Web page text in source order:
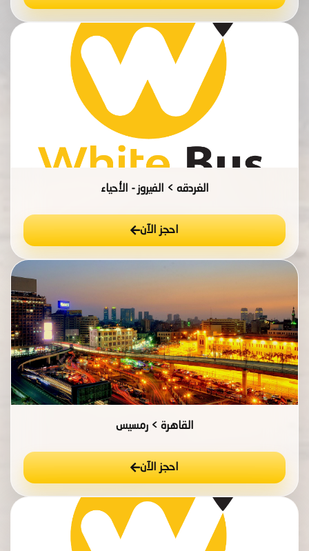
الغردقه > الفيروز - الأحياء
احجز الآن
القاهرة > رمسيس
احجز الآن